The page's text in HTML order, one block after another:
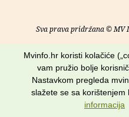
Sva prava pridržana © MV
O nama • Pomoć•
Mvinfo.hr koristi kolačiće
vam pružio bolje
Nastavkom pregleda
slažete se sa korištenjem
informacija